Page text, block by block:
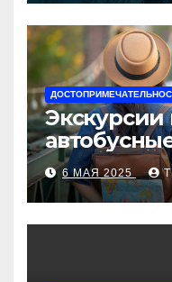
Экскурсии
туры от
«Казан360»
6 МАЯ 2025